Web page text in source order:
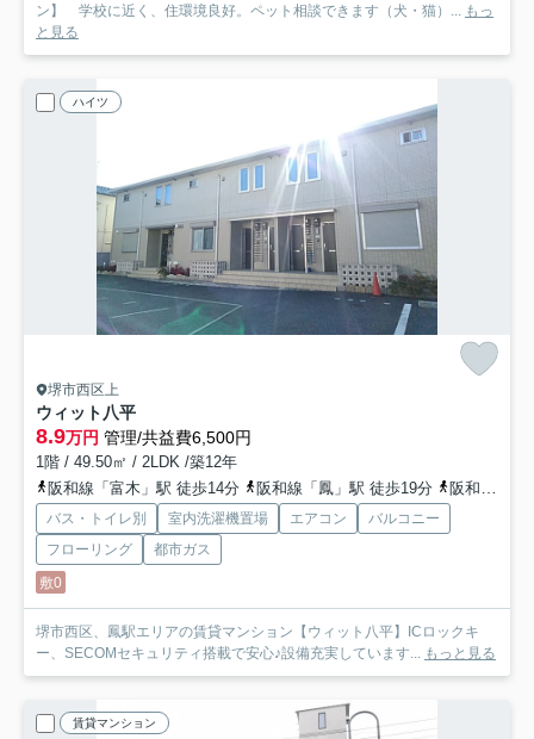
ン】 学校に近く、住環境良好。ペット相談できます（犬・猫）... もっ
と見る
ハイツ
堺市西区上
ウィット八平
8.9万円 管理/共益費6,500円
1階 / 49.50㎡ / 2LDK /築12年
阪和線「富木」駅 徒歩14分
阪和線「鳳」駅 徒歩19分 阪和線「北信太」駅 徒歩32分
バス・トイレ別 室内洗濯機置場 エアコン
バルコニー
フローリング
都市ガス
敷0
堺市西区、鳳駅エリアの賃貸マンション【ウィット八平】ICロックキ
ー、SECOMセキュリティ搭載で安心♪設備充実しています... もっと見る
賃貸マンション